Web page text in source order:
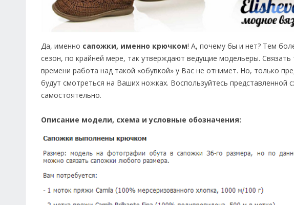
Да, именно сапожки, именно крючком! А, почему бы и нет? Тем
сезон, по крайней мере, так утверждают ведущие модельеры.
времени работа над такой «обувкой» у Вас не отнимет. Но, только
будут смотреться на Ваших ножках. Воспользуйтесь представленной
самостоятельно.
Описание модели, схема и условные обозначения: